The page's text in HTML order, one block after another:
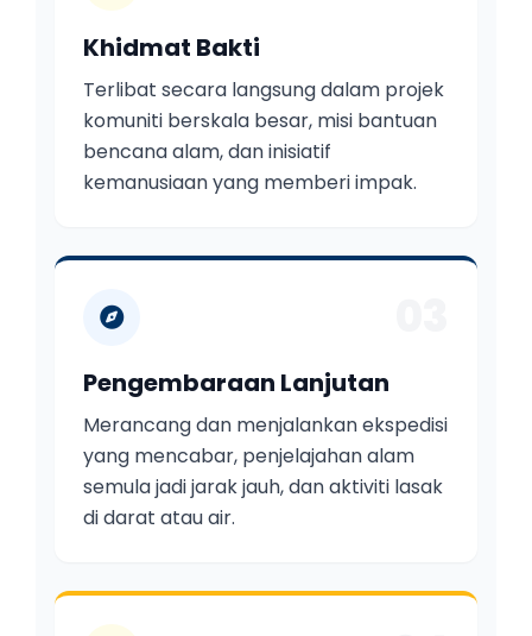
Khidmat Bakti
Terlibat secara langsung dalam projek
komuniti berskala besar, misi bantuan
bencana alam, dan inisiatif
kemanusiaan yang memberi impak.
Pengembaraan Lanjutan
Merancang dan menjalankan ekspedisi
yang mencabar, penjelajahan alam
semula jadi jarak jauh, dan aktiviti lasak
di darat atau air.